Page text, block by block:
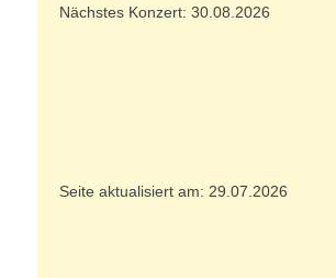
Nächstes Konzert: 30.08.2026
Seite aktualisiert am: 29.07.2026